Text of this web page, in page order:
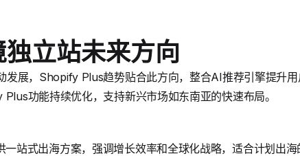
立站未来方向
发展，Shopify Plus趋势贴合此方向，整合AI推荐引擎提升
功能持续优化，支持新兴市场如东南亚的快速布局。
站式出海方案，强调增长效率和全球化战略，适合计划出